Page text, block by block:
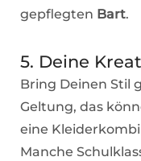
gepflegten Bart.
5. Deine
Bring Deinen Stil
Geltung, das
eine
Manche